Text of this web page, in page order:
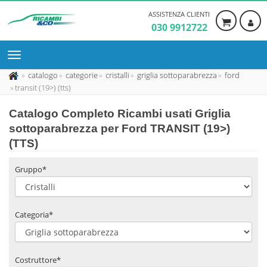
ASSISTENZA CLIENTI
030 9912722
catalogo categorie cristalli griglia sottoparabrezza
ford
transit (19>) (tts)
Catalogo Completo Ricambi usati Griglia
sottoparabrezza per Ford TRANSIT (19>)
(TTS)
Gruppo*
Categoria*
Costruttore*